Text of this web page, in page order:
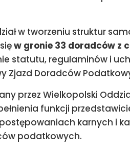
w tworzeniu struktur
w gronie 33 doradców z
statutu, regulaminów i
Zjazd Doradców
przez Wielkopolski
funkcji
karnych i
podatkowych.